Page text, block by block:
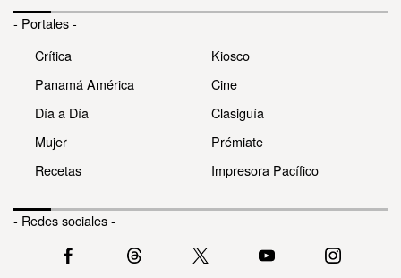
- Portales -
Crítica
Panamá América
Día a Día
Mujer
Recetas
Kiosco
Cine
Clasiguía
Prémiate
Impresora Pacífico
- Redes sociales -